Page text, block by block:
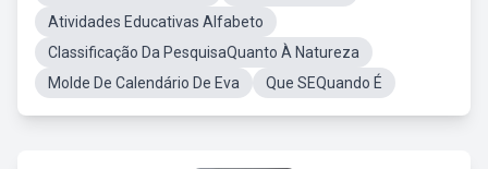
Atividades Educativas Alfabeto
Classificação Da PesquisaQuanto À Natureza
Molde De Calendário De Eva
Que SEQuando É